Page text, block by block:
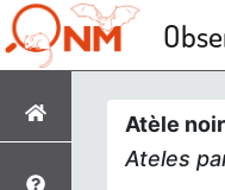
Atèle
Ateles